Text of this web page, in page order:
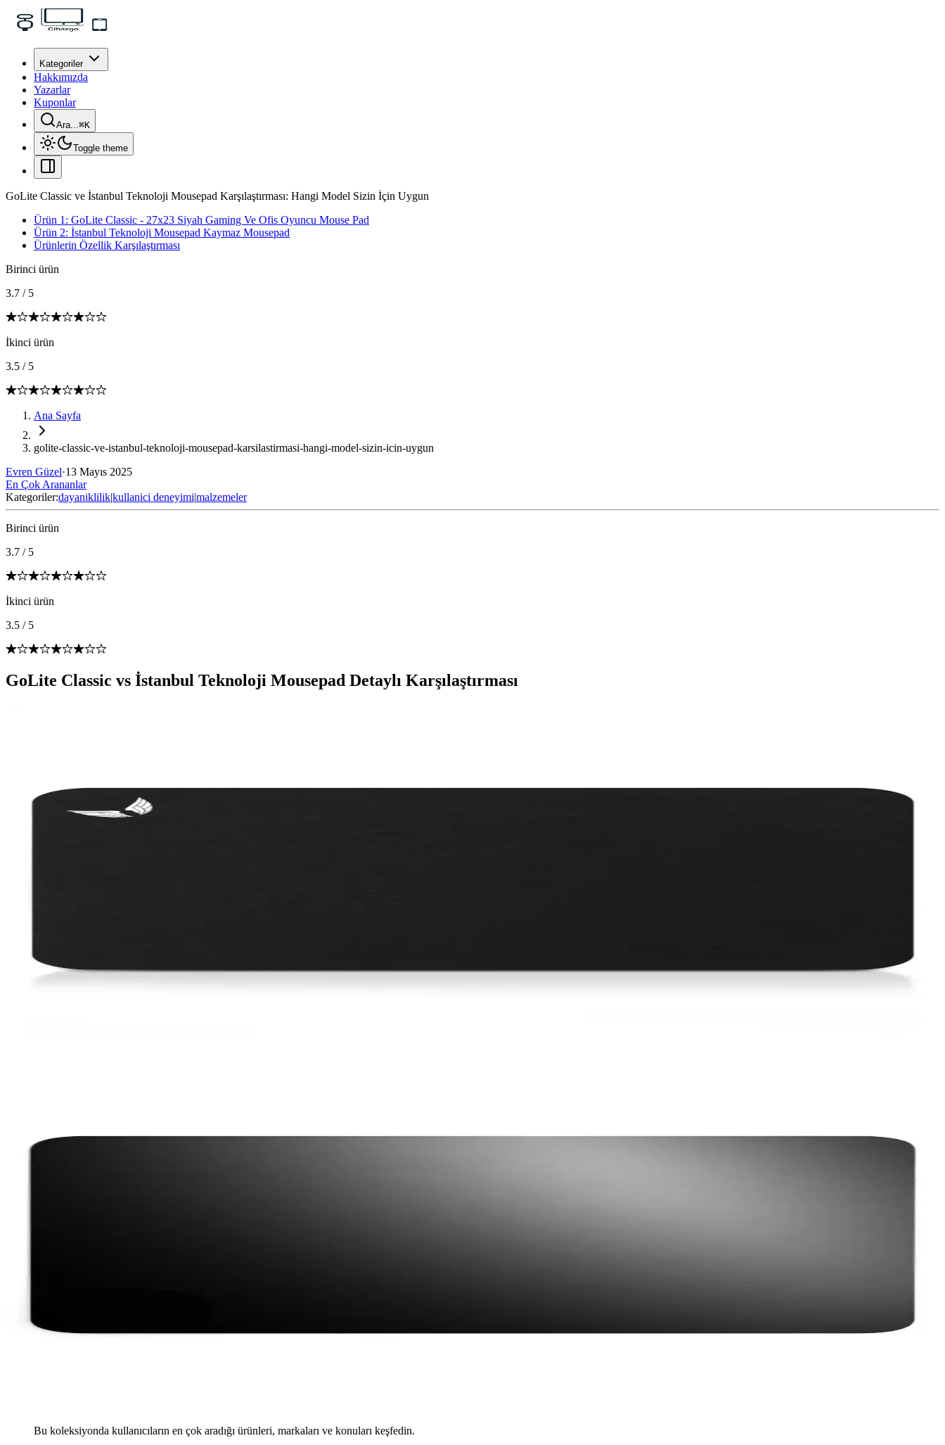
Kategoriler
Hakkımızda
Yazarlar
Kuponlar
Ara...⌘K
Toggle theme
GoLite Classic ve İstanbul Teknoloji Mousepad Karşılaştırması: Hangi Model Sizin İçin Uygun
Ürün 1: GoLite Classic - 27x23 Siyah Gaming Ve Ofis Oyuncu Mouse Pad
Ürün 2: İstanbul Teknoloji Mousepad Kaymaz Mousepad
Ürünlerin Özellik Karşılaştırması
Birinci ürün
3.7 / 5
İkinci ürün
3.5 / 5
Ana Sayfa
golite-classic-ve-istanbul-teknoloji-mousepad-karsilastirmasi-hangi-model-sizin-icin-uygun
Evren Güzel·13 Mayıs 2025
En Çok Arananlar
Kategoriler:dayaniklilik|kullanici deneyimi|malzemeler
Birinci ürün
3.7 / 5
İkinci ürün
3.5 / 5
GoLite Classic vs İstanbul Teknoloji Mousepad Detaylı Karşılaştırması
Bu koleksiyonda kullanıcıların en çok aradığı ürünleri, markaları ve konuları keşfedin.